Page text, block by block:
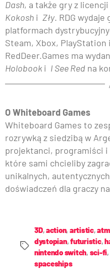
Dash, a także gry z licencji
Kokosh i Zły. RDG
platformach
Steam, Xbox, PlayStation
RedDeer.Games ma
Holobooki I See Red na
O Whiteboard Games
Whiteboard Games to
rozrywką z siedzibą w
projektanci, programiści i
które sami chcieliby
unikalnych,
doświadczeń dla graczy
3D,action, artistic,
dystopian,futuristic,
nintendo switch, sci-fi,
spaceships